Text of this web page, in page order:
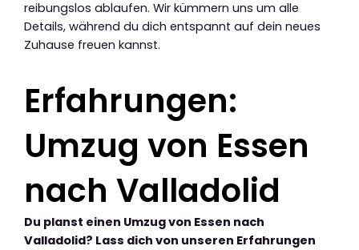
reibungslos ablaufen. Wir kümmern uns um alle
Details, während du dich entspannt auf dein neues
Zuhause freuen kannst.
Erfahrungen:
Umzug von Essen
nach Valladolid
Du planst einen Umzug von Essen nach
Valladolid? Lass dich von unseren Erfahrungen